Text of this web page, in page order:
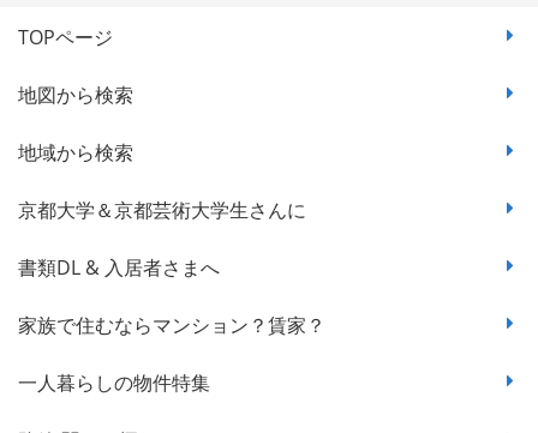
TOPページ
地図から検索
地域から検索
京都大学＆京都芸術大学生さんに
書類DL & 入居者さまへ
家族で住むならマンション？賃家？
一人暮らしの物件特集